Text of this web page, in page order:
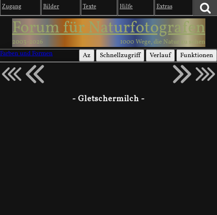
Zugang Bilder Texte Hilfe Extras
Forum für Naturfotografen
2003-2026
1000 Wege, die Natur zu sehen
Farben und Formen
Az Schnellzugriff Verlauf Funktionen
- Gletschermilch -